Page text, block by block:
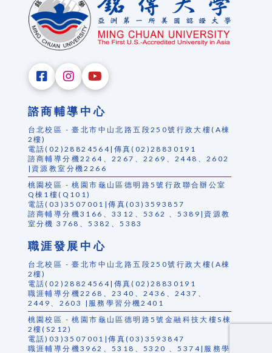
諮商輔導中心
台北校區 - 臺北市中山北路五段250號行政大樓(A棟
2樓)
電話(02)28824564|傳真(02)28830191
諮商輔導分機2264、2267、2269、2448、2602
|資源教室分機2266
桃園校區 - 桃園市龜山區德明路5號行政聯合辦公室
Q棟1樓(Q101)
電話(03)3507001|傳真(03)3593857
諮商輔導分機3166、3312、5362 、5389|資源教
室分機 3768、5382、5383
職涯發展中心
台北校區 - 臺北市中山北路五段250號行政大樓(A棟
2樓)
電話(02)28824564|傳真(02)28830191
職涯輔導分機2268、2340、2436、2437、
2449、2603 |服務學習分機2401
桃園校區 - 桃園市龜山區德明路5號金融科技大樓S棟
2樓(S212)
電話)03)3507001|傳真(03)3593847
職涯輔導分機3962、5318、5320 、5374|服務學